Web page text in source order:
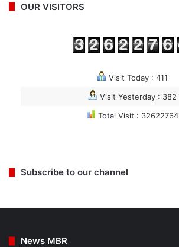
OUR VISITORS
Visit Today : 411
Visit Yesterday : 382
Total Visit : 32622764
Subscribe to our channel
News MBR